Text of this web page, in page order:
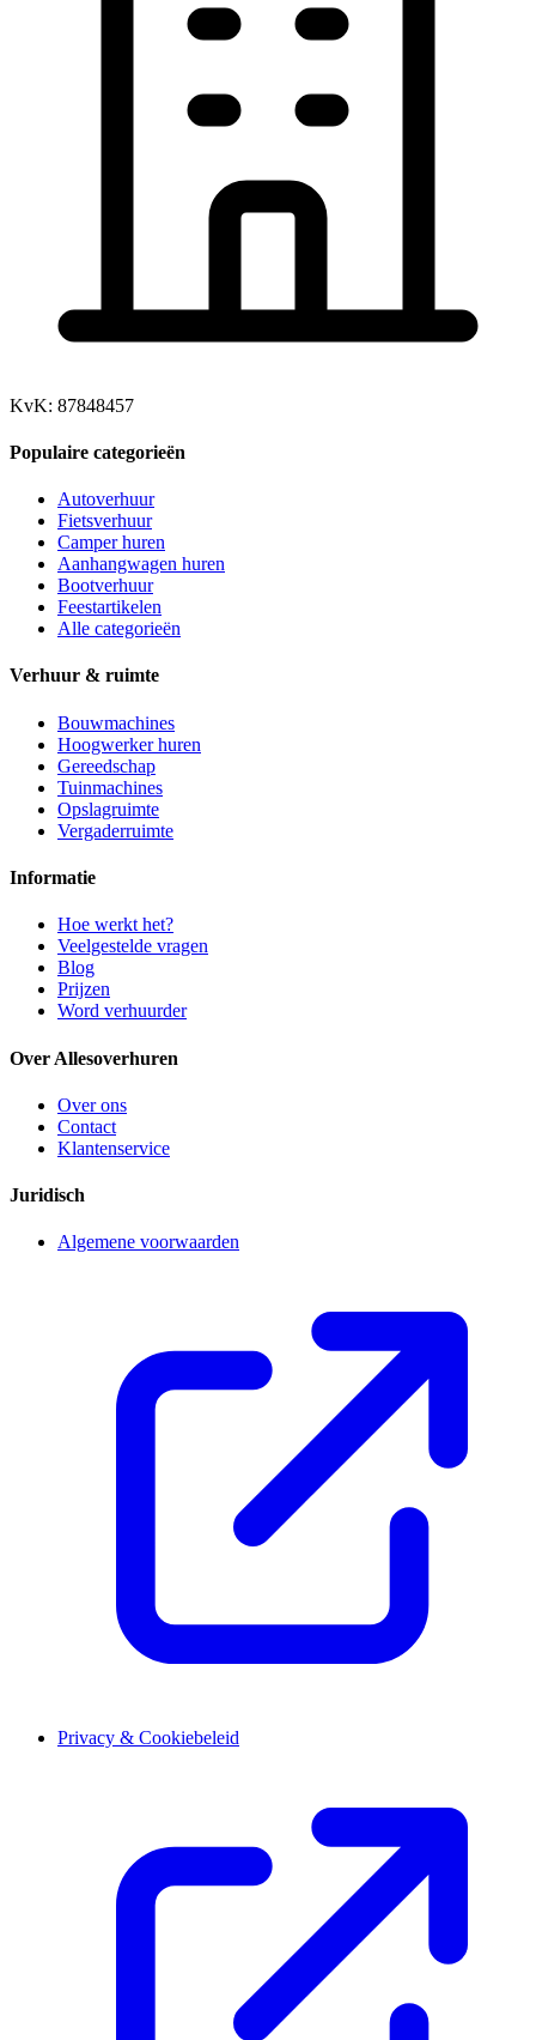
KvK: 87848457
Populaire categorieën
Autoverhuur
Fietsverhuur
Camper huren
Aanhangwagen huren
Bootverhuur
Feestartikelen
Alle categorieën
Verhuur & ruimte
Bouwmachines
Hoogwerker huren
Gereedschap
Tuinmachines
Opslagruimte
Vergaderruimte
Informatie
Hoe werkt het?
Veelgestelde vragen
Blog
Prijzen
Word verhuurder
Over Allesoverhuren
Over ons
Contact
Klantenservice
Juridisch
Algemene voorwaarden
Privacy & Cookiebeleid